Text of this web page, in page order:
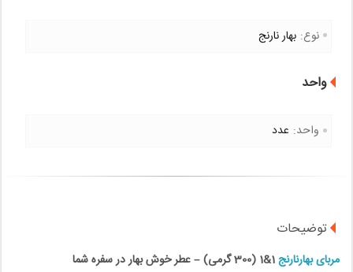
نوع: بهار نارنج
واحد
واحد: عدد
توضیحات
مربای بهارنارنج